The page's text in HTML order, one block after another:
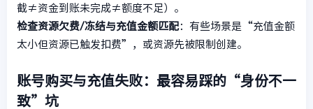
截≠资金到账未完成≠额度不足）。
检查资源欠费/冻结与充值金额匹配：有些场景是“充值金额
太小但资源已触发扣费”，或资源先被限制创建。
账号购买与充值失败：最容易踩的“身份不一
致”坑